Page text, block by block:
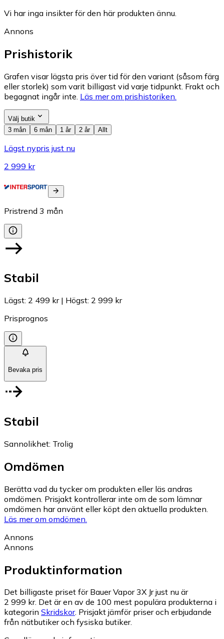
Vi har inga insikter för den här produkten ännu.
Annons
Prishistorik
Grafen visar lägsta pris över tid för den variant (såsom färg
eller storlek) som varit billigast vid varje tidpunkt. Frakt och
begagnat ingår inte. Läs mer om prishistoriken.
Välj butik
3 mån
6 mån 1 år 2 år Allt
Lägst nypris just nu
2 999 kr
Pristrend 3 mån
Stabil
Lägst: 2 499 kr| Högst: 2 999 kr
Prisprognos
Bevaka pris
Stabil
Sannolikhet: Trolig
Omdömen
Berätta vad du tycker om produkten eller läs andras
omdömen. Prisjakt kontrollerar inte om de som lämnar
omdömen har använt eller köpt den aktuella produkten.
Läs mer om omdömen.
Annons
Annons
Produktinformation
Det billigaste priset för Bauer Vapor 3X Jr just nu är
2 999 kr. Det är en av de 100 mest populära produkterna i
kategorin Skridskor. Prisjakt jämför priser och erbjudande
från nätbutiker och fysiska butiker.